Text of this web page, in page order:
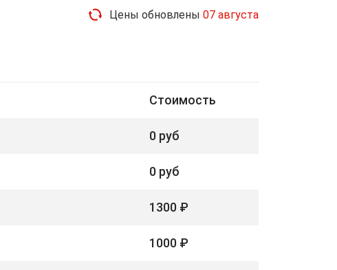
Цены обновлены 07 августа
Стоимость
0 руб
0 руб
1300 ₽
1000 ₽